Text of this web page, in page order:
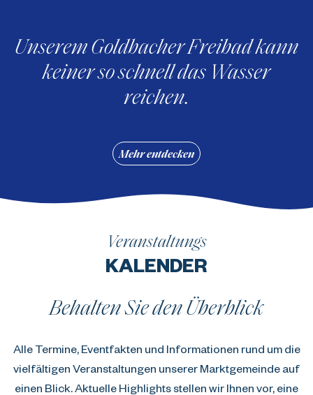
Unserem Goldbacher Freibad kann
keiner so schnell das Wasser
reichen.
Mehr entdecken
Veranstaltungs
KALENDER
Behalten Sie den Überblick
Alle Termine, Eventfakten und Informationen rund um die
vielfältigen Veranstaltungen unserer Marktgemeinde auf
einen Blick. Aktuelle Highlights stellen wir Ihnen vor, eine